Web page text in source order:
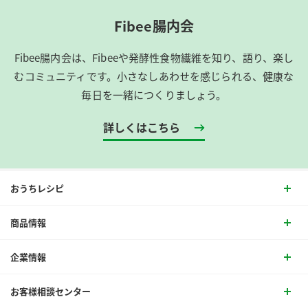
Fibee腸内会
Fibee腸内会は、​Fibeeや発酵性食物繊維を知り、語り、楽し
むコミュニティです。​小さなしあわせを感じられる、健康な
毎日を一緒につくりましょう。
詳しくはこちら
おうちレシピ
商品情報
企業情報
お客様相談センター